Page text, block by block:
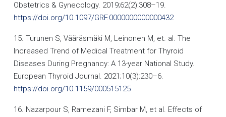
Obstetrics & Gynecology. 2019;62(2):308–19.
https://doi.org/10.1097/GRF.0000000000000432
15. Turunen S, Vääräsmäki M, Leinonen M, et. al. The
Increased Trend of Medical Treatment for Thyroid
Diseases During Pregnancy: A 13-year National Study.
European Thyroid Journal. 2021;10(3):230–6.
https://doi.org/10.1159/000515125
16. Nazarpour S, Ramezani F, Simbar M, et al. Effects of